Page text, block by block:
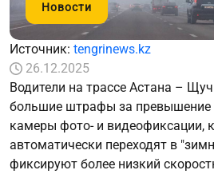
Новости
Источник: tengrinews.kz
26.12.2025
Водители на трассе Астана –
большие штрафы за превышение
камеры фото- и видеофиксации,
автоматически переходят в
фиксируют более низкий